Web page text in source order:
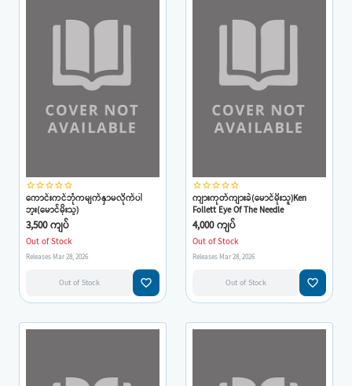
star_borderstar_borderstar_borderstar_borderstar_border
ကောင်းကင်ဘုံကမျက်နှာမလိုက်ပါ
ဘူး(မောင်မိုးသူ)
3,500 ကျပ်
Out of Stock
Releases Mar 28, 2026
Out of Stock favorite_border
star_borderstar_borderstar_borderstar_borderstar_border
ကျားကုတ်ကျားခဲ(မောင်မိုးသူ)Ken
Follett Eye Of The Needle
4,000 ကျပ်
Out of Stock
Releases Mar 28, 2026
Out of Stock favorite_border